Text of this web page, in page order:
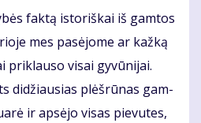
fak­tą is­to­riš­kai iš gam­tos
mes pa­sė­jo­me ar kaž­ką
pri­klau­so vi­sai gy­vū­ni­jai.
di­džiau­sias plėš­rū­nas gam­
ir ap­sė­jo vi­sas pie­vu­tes,